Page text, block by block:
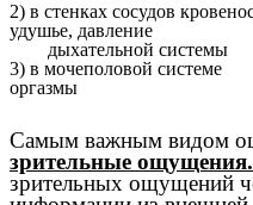
2) в стенках сосудов
удушье, давление
дыхательной системы
3) в
оргазмы
Самым важным видом
зрительные ощущения.
зрительных ощущений